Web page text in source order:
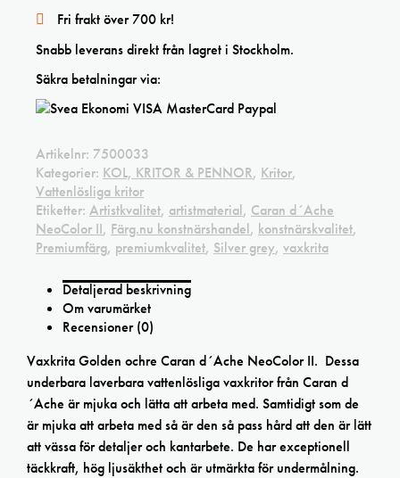
´Ache
NeoColor
mängd
Fri frakt över 700 kr!
Snabb leverans direkt från lagret i Stockholm.
Säkra betalningar via:
Artikelnr: 7500033
Kategorier: KOL, KRITOR & PENNOR, Kritor,
Vattenlösliga kritor
Etiketter: Artistkvalitet, artistmaterial, Caran d´Ache
NeoColor II, Färg.nu konstnärshandel, konstnärskvalitet,
Premiumfärg, premiumkvalitet, Silver grey, vaxkrita
Detaljerad beskrivning
Om varumärket
Recensioner (0)
Vaxkrita Golden ochre Caran d´Ache NeoColor II. Dessa
underbara laverbara vattenlösliga vaxkritor från Caran d
´Ache är mjuka och lätta att arbeta med. Samtidigt som de
är mjuka att arbeta med så är den så pass hård att den är lätt
att vässa för detaljer och kantarbete. De har exceptionell
täckkraft, hög ljusäkthet och är utmärkta för undermålning.